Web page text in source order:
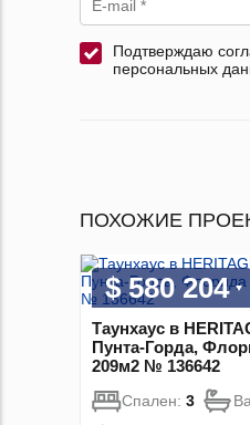
Подтверждаю
персональных
ПОХОЖИЕ
$ 580 204
Таунхаус в
Пунта-Горда,
209м2 № 136642
Спален: 3